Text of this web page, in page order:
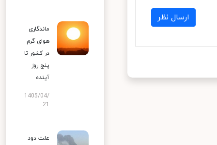
ارسال نظر
ماندگاری
هوای گرم
در کشور تا
پنج روز
آینده
1405/04/
علت دود